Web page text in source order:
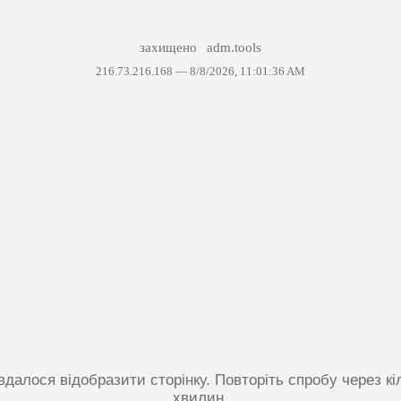
захищено adm.tools
216.73.216.168 — 8/8/2026, 11:01:36 AM
відобразити сторінку. Повторіть спробу через